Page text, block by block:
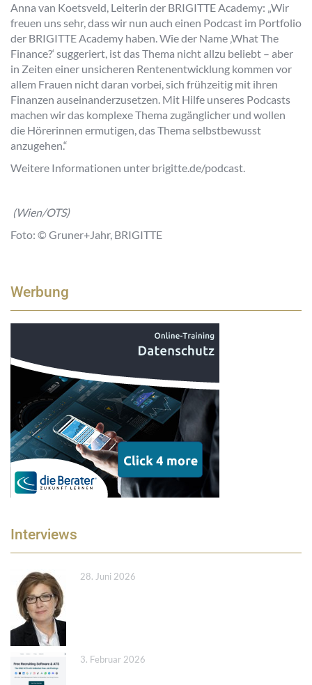
Anna van Koetsveld, Leiterin der BRIGITTE Academy: „Wir
freuen uns sehr, dass wir nun auch einen Podcast im Portfolio
der BRIGITTE Academy haben. Wie der Name ‚What The
Finance?‘ suggeriert, ist das Thema nicht allzu beliebt – aber
in Zeiten einer unsicheren Rentenentwicklung kommen vor
allem Frauen nicht daran vorbei, sich frühzeitig mit ihren
Finanzen auseinanderzusetzen. Mit Hilfe unseres Podcasts
machen wir das komplexe Thema zugänglicher und wollen
die Hörerinnen ermutigen, das Thema selbstbewusst
anzugehen.“
Weitere Informationen unter brigitte.de/podcast.
(Wien/OTS)
Foto: © Gruner+Jahr, BRIGITTE
Werbung
Interviews
28. Juni 2026
3. Februar 2026